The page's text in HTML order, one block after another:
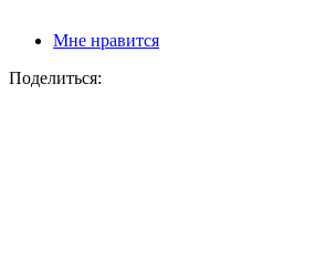
Мне нравится
Поделиться: